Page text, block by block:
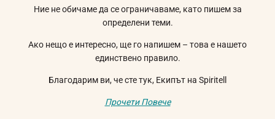
Ние не обичаме да се ограничаваме, като пишем за
определени теми.
Ако нещо е интересно, ще го напишем – това е нашето
единствено правило.
Благодарим ви, че сте тук, Екипът на Spiritell
Прочети Повече